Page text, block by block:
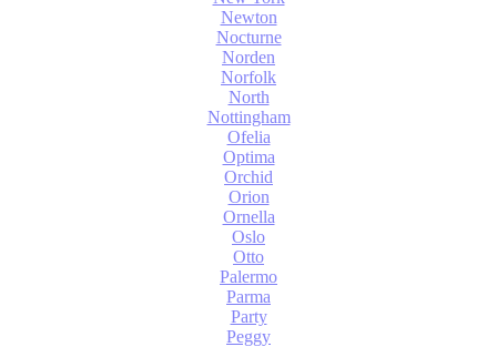
Newton
Nocturne
Norden
Norfolk
North
Nottingham
Ofelia
Optima
Orchid
Orion
Ornella
Oslo
Otto
Palermo
Parma
Party
Peggy